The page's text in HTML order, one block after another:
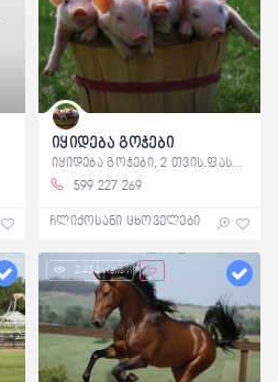
იყიდება გოჭები
იყიდება გოჭები, 2 თვის.ფასი შეთანხმებით
599 227 269
ჩლიქოსანი ცხოველები
2,434 views